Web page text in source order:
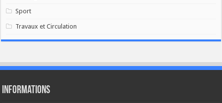
Sport
Travaux et Circulation
Informations